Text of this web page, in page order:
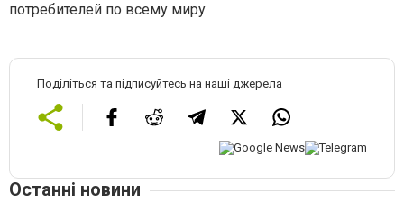
потребителей по всему миру.
Поділіться та підписуйтесь на наші джерела
Останні новини